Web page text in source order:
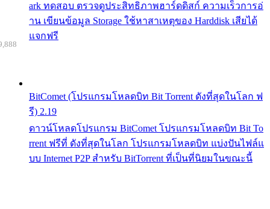
ark ทดสอบ ตรวจดูประสิทธิภาพฮาร์ดดิสก์ ความเร็วการอ่
าน เขียนข้อมูล Storage ใช้หาสาเหตุของ Harddisk เสียได้
แจกฟรี
BitComet (โปรแกรมโหลดบิท Bit Torrent ดังที่สุดในโลก ฟ
รี) 2.19
ดาวน์โหลดโปรแกรม BitComet โปรแกรมโหลดบิท Bit To
rrent ฟรีที่ ดังที่สุดในโลก โปรแกรมโหลดบิท แบ่งปันไฟล์แ
บบ Internet P2P สำหรับ BitTorrent ที่เป็นที่นิยมในขณะนี้